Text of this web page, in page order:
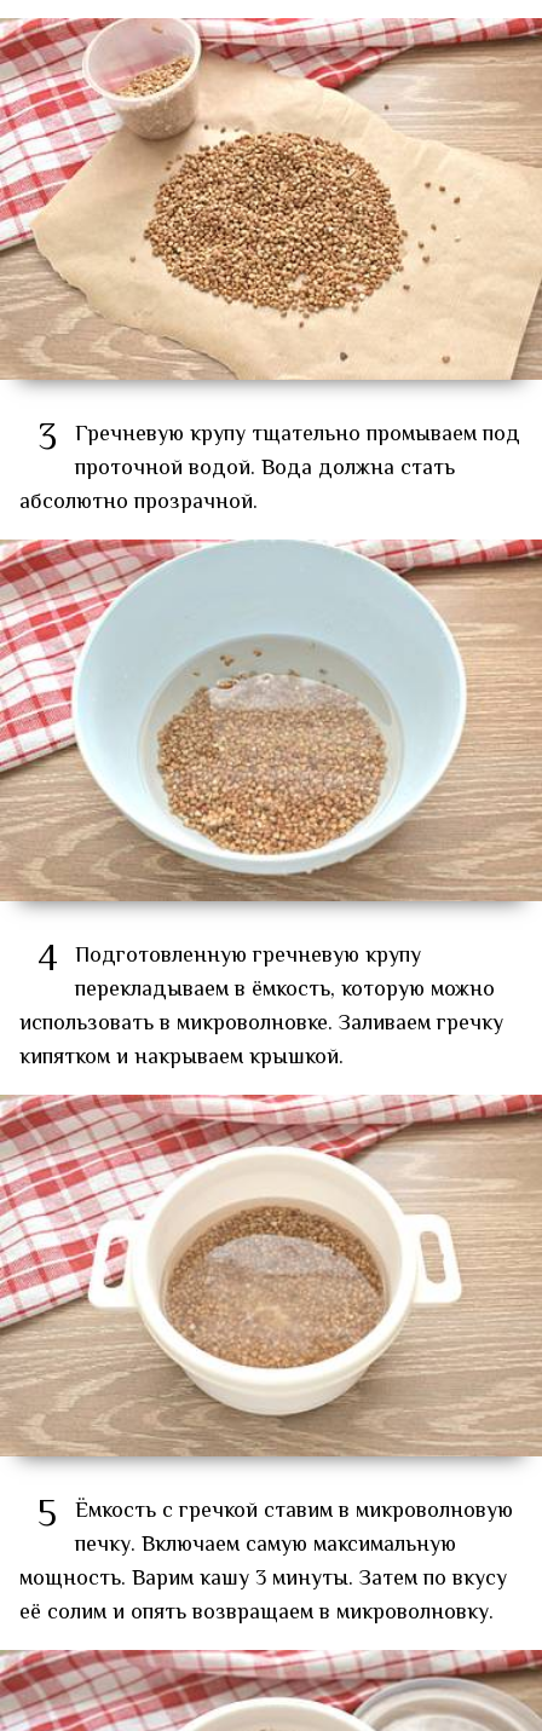
3 Гречневую крупу тщательно промываем под
проточной водой. Вода должна стать
абсолютно прозрачной.
4 Подготовленную гречневую крупу
перекладываем в ёмкость, которую можно
использовать в микроволновке. Заливаем гречку
кипятком и накрываем крышкой.
5 Ёмкость с гречкой ставим в микроволновую
печку. Включаем самую максимальную
мощность. Варим кашу 3 минуты. Затем по вкусу
её солим и опять возвращаем в микроволновку.